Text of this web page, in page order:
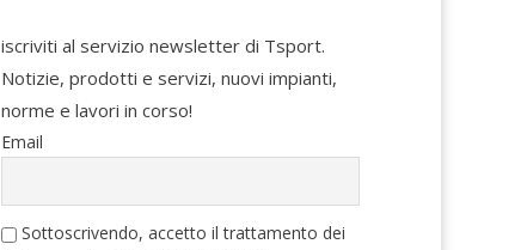
iscriviti al servizio newsletter di Tsport.
Notizie, prodotti e servizi, nuovi impianti,
norme e lavori in corso!
Email
Sottoscrivendo, accetto il trattamento dei